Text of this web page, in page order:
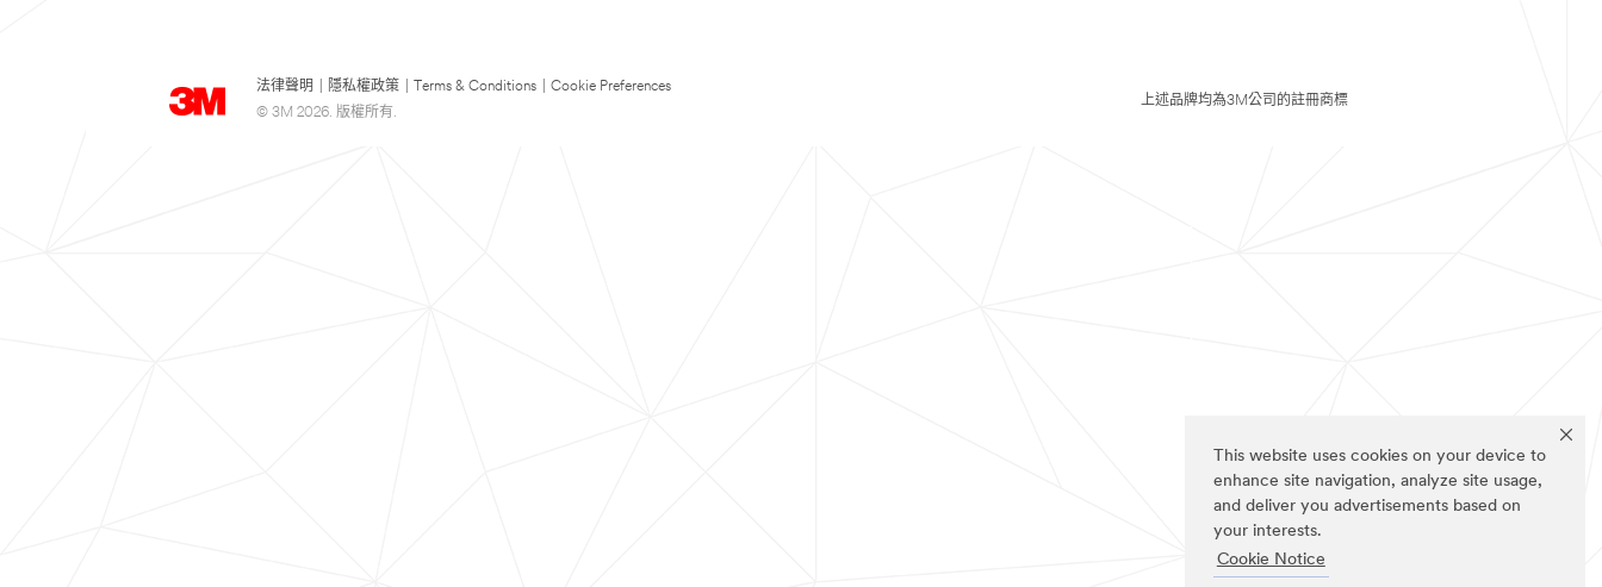
This website uses cookies on your device to
enhance site navigation, analyze site usage,
and deliver you advertisements based on
your interests.
Cookie Notice
法律聲明 隱私權政策 Terms & Conditions
Cookie Preferences
© 3M 2026. 版權所有.
上述品牌均為3M公司的註冊商標